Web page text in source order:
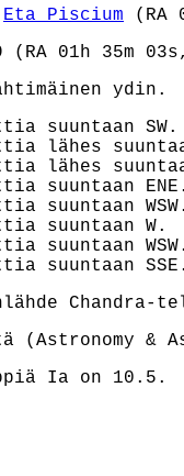
Eta Piscium (RA
01h 35m
ydin.
suuntaan SW.
lähes
lähes
suuntaan ENE.
suuntaan WSW.
suuntaan W.
suuntaan WSW.
suuntaan SSE.
Chandra-
(Astronomy &
Ia on 10.5.